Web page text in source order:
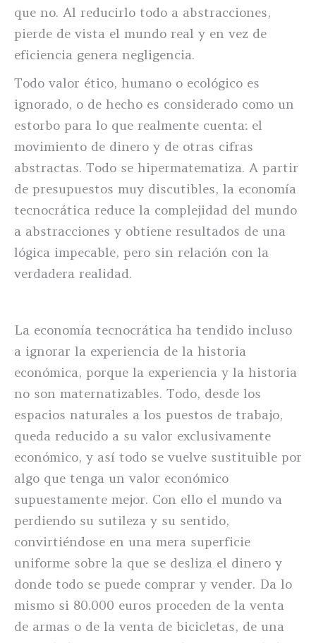
que no. Al reducirlo todo a abstracciones,
pierde de vista el mundo real y en vez de
eficiencia genera negligencia.
Todo valor ético, humano o ecológico es
ignorado, o de hecho es considerado como un
estorbo para lo que realmente cuenta: el
movimiento de dinero y de otras cifras
abstractas. Todo se hipermatematiza. A partir
de presupuestos muy discutibles, la economía
tecnocrática reduce la complejidad del mundo
a abstracciones y obtiene resultados de una
lógica impecable, pero sin relación con la
verdadera realidad.
La economía tecnocrática ha tendido incluso
a ignorar la experiencia de la historia
económica, porque la experiencia y la historia
no son maternatizables. Todo, desde los
espacios naturales a los puestos de trabajo,
queda reducido a su valor exclusivamente
económico, y así todo se vuelve sustituible por
algo que tenga un valor económico
supuestamente mejor. Con ello el mundo va
perdiendo su sutileza y su sentido,
convirtiéndose en una mera superficie
uniforme sobre la que se desliza el dinero y
donde todo se puede comprar y vender. Da lo
mismo si 80.000 euros proceden de la venta
de armas o de la venta de bicicletas, de una